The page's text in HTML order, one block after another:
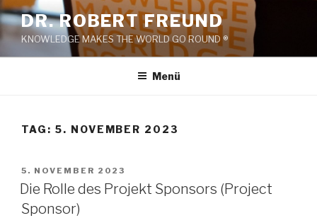
Zum
Inhalt
springen
DR. ROBERT FREUND
KNOWLEDGE MAKES THE WORLD GO ROUND ®
Menü
TAG: 5. NOVEMBER 2023
VERÖFFENTLICHT
AM
5. NOVEMBER 2023
Die Rolle des Projekt Sponsors (Project
Sponsor)